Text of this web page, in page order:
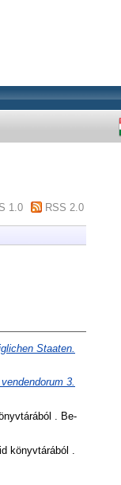
1.0 RSS 2.0
Staaten.
3.
. Be-
könyvtárából .